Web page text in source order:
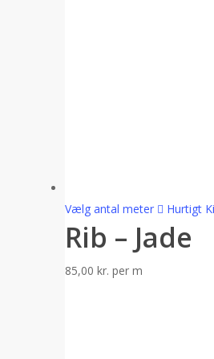
Vælg antal meter Hurtigt
Rib – Jade
85,00 kr. per m